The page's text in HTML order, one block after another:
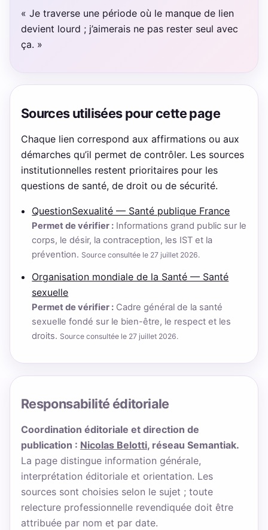
« Je traverse une période où le manque de lien
devient lourd ; j’aimerais ne pas rester seul avec
ça. »
Sources utilisées pour cette page
Chaque lien correspond aux affirmations ou aux
démarches qu’il permet de contrôler. Les sources
institutionnelles restent prioritaires pour les
questions de santé, de droit ou de sécurité.
QuestionSexualité — Santé publique France
Permet de vérifier : Informations grand public sur le
corps, le désir, la contraception, les IST et la
prévention. Source consultée le 27 juillet 2026.
Organisation mondiale de la Santé — Santé
sexuelle
Permet de vérifier : Cadre général de la santé
sexuelle fondé sur le bien-être, le respect et les
droits. Source consultée le 27 juillet 2026.
Responsabilité éditoriale
Coordination éditoriale et direction de
publication : Nicolas Belotti, réseau Semantiak.
La page distingue information générale,
interprétation éditoriale et orientation. Les
sources sont choisies selon le sujet ; toute
relecture professionnelle revendiquée doit être
attribuée par nom et par date.